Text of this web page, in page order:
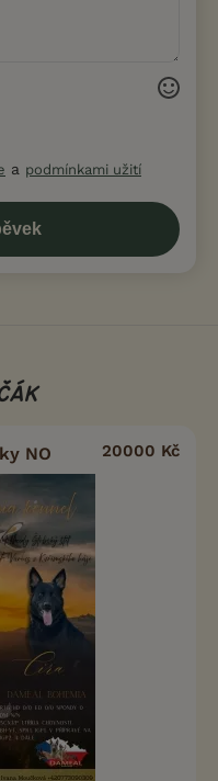
a podmínkami užití
NO 20000 Kč